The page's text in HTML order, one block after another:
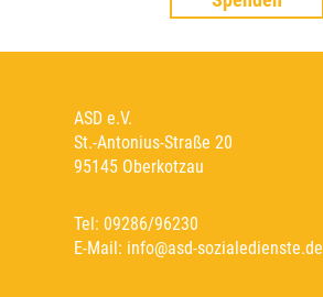
ASD e.V.
St.-Antonius-Straße 20
95145 Oberkotzau
Tel: 09286/96230
E-Mail: info@asd-sozialedienste.de